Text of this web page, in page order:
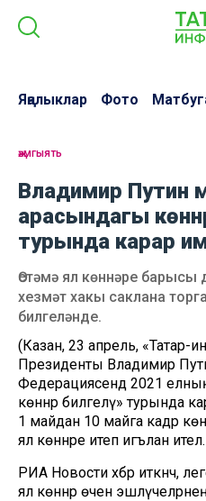
Яңалыклар Фото
җәмгыять
Владимир Путин
арасындагы
турында карар
Өстәмә ял көннәре
хезмәт хакы саклана
билгеләнде.
(Казан, 23 апрель, «Татар-
Президенты Владимир
Федерациясендә 2021
көннәр билгеләү» турында
1 майдан 10 майга кадәр
ял көннәре итеп игълан ителә.
РИА Новости хәбәр иткәнчә,
ял көннәр өчен